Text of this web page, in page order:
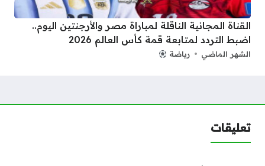
القناة المجانية الناقلة لمباراة مصر والأرجنتين اليوم..
اضبط التردد لمتابعة قمة كأس العالم 2026
الشهر الماضي رياضة
تعليقات